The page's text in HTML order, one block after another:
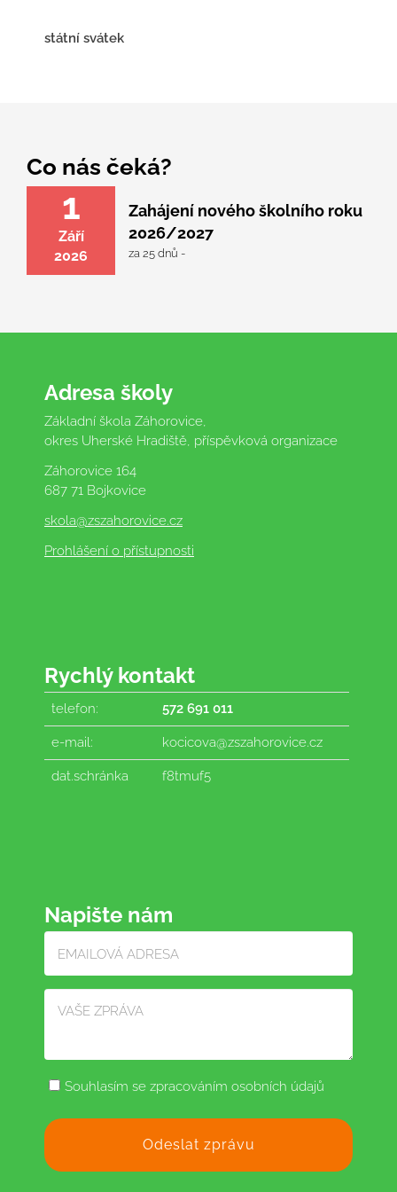
státní svátek
Co nás čeká?
1
Září
2026
Zahájení nového školního roku
2026/2027
za 25 dnů -
Adresa školy
Základní škola Záhorovice,
okres Uherské Hradiště, příspěvková organizace
Záhorovice 164
687 71 Bojkovice
skola@zszahorovice.cz
Prohlášení o přístupnosti
Rychlý kontakt
telefon: 572 691 011
e-mail: kocicova@zszahorovice.cz
dat.schránka f8tmuf5
Napište nám
Souhlasím se zpracováním osobních údajů